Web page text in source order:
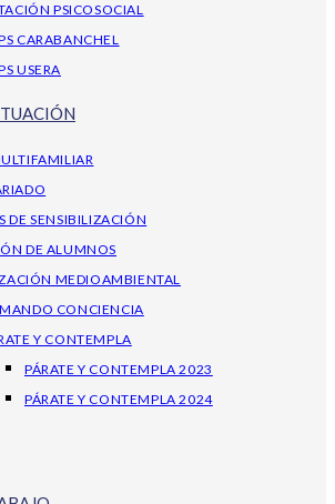
PSICOSOCIAL
CARABANCHEL
USERA
DE SENSIBILIZACIÓN
DE ALUMNOS
MEDIOAMBIENTAL
CONCIENCIA
Y CONTEMPLA
PÁRATE Y CONTEMPLA 2023
PÁRATE Y CONTEMPLA 2024